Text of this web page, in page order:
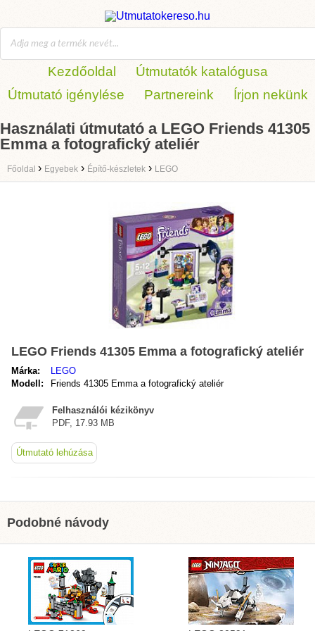
Kezdőoldal
Útmutatók katalógusa
Útmutató igénylése
Partnereink Írjon nekünk
Használati útmutató a LEGO Friends 41305
Emma a fotografický ateliér
Főoldal › Egyebek › Építő-készletek › LEGO
LEGO Friends 41305 Emma a fotografický ateliér
Márka:
LEGO
Modell:
Friends 41305 Emma a fotografický ateliér
Felhasználói kézikönyv
PDF, 17.93 MB
Útmutató lehúzása
Podobné návody